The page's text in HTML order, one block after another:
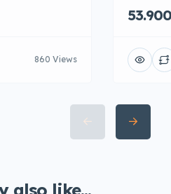
860 Views
also like...